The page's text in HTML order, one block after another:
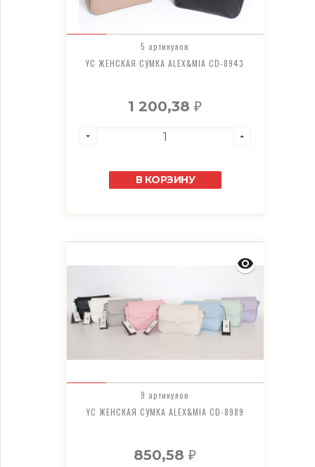
5 артикулов
YC ЖЕНСКАЯ СУМКА ALEX&MIA CD-8943
1 200,38₽
В КОРЗИНУ
9 артикулов
YC ЖЕНСКАЯ СУМКА ALEX&MIA CD-8989
850,58₽